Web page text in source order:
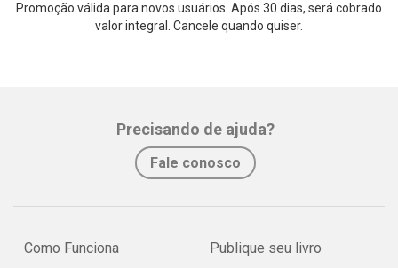
Promoção válida para novos usuários. Após 30 dias, será cobrado
valor integral. Cancele quando quiser.
Precisando de ajuda?
Fale conosco
Como Funciona
Publique seu livro